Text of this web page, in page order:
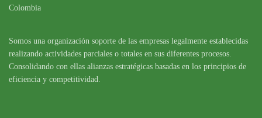
Colombia
Somos una organización soporte de las empresas legalmente establecidas
realizando actividades parciales o totales en sus diferentes procesos.
Consolidando con ellas alianzas estratégicas basadas en los principios de
eficiencia y competitividad.